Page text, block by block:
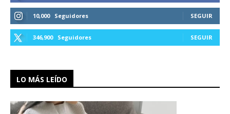
10,000 Seguidores SEGUIR
346,900 Seguidores SEGUIR
LO MÁS LEÍDO